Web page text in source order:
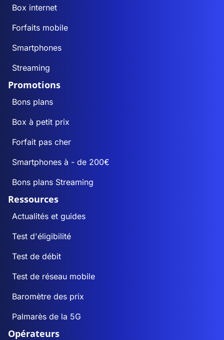
Box internet
Forfaits mobile
Smartphones
Streaming
Promotions
Bons plans
Box à petit prix
Forfait pas cher
Smartphones à - de 200€
Bons plans Streaming
Ressources
Actualités et guides
Test d'éligibilité
Test de débit
Test de réseau mobile
Baromètre des prix
Palmarès de la 5G
Opérateurs